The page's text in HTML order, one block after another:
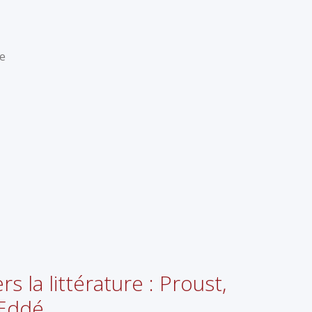
la littérature : Proust,